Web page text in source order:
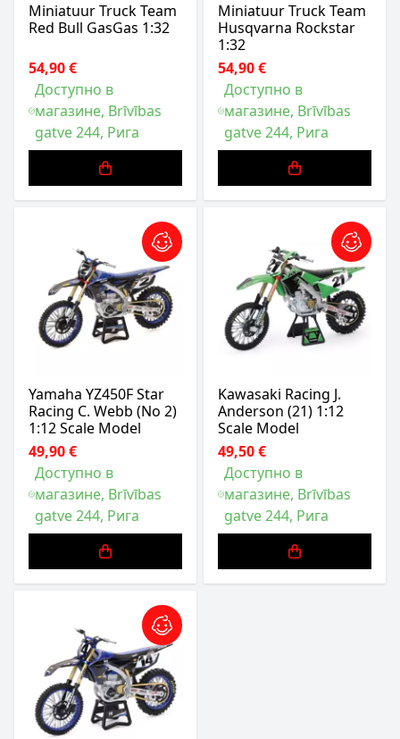
Miniatuur Truck Team
Red Bull GasGas 1:32
54,90 €
Доступно в
магазине, Brīvības
gatve 244, Рига
Miniatuur Truck Team
Husqvarna Rockstar
1:32
54,90 €
Доступно в
магазине, Brīvības
gatve 244, Рига
Yamaha YZ450F Star
Racing C. Webb (No 2)
1:12 Scale Model
49,90 €
Доступно в
магазине, Brīvības
gatve 244, Рига
Kawasaki Racing J.
Anderson (21) 1:12
Scale Model
49,50 €
Доступно в
магазине, Brīvības
gatve 244, Рига